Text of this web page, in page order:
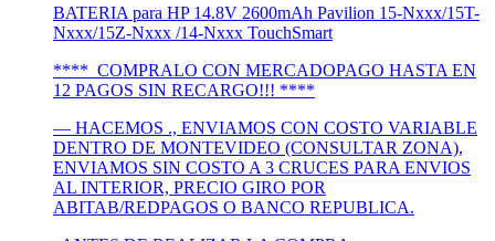
BATERIA para HP 14.8V 2600mAh Pavilion 15-Nxxx/15T-
Nxxx/15Z-Nxxx /14-Nxxx TouchSmart
**** COMPRALO CON MERCADOPAGO HASTA EN
12 PAGOS SIN RECARGO!!! ****
— HACEMOS ., ENVIAMOS CON COSTO VARIABLE
DENTRO DE MONTEVIDEO (CONSULTAR ZONA),
ENVIAMOS SIN COSTO A 3 CRUCES PARA ENVIOS
AL INTERIOR, PRECIO GIRO POR
ABITAB/REDPAGOS O BANCO REPUBLICA.